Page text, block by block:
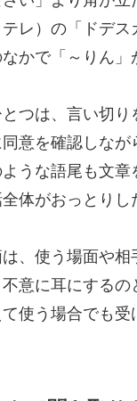
レ）の「ドデ
かで「～りん
つは、言い切
意を確認しな
うな語尾も文
体がおっとりし
、使う場面や
意に耳にする
使う場合でも